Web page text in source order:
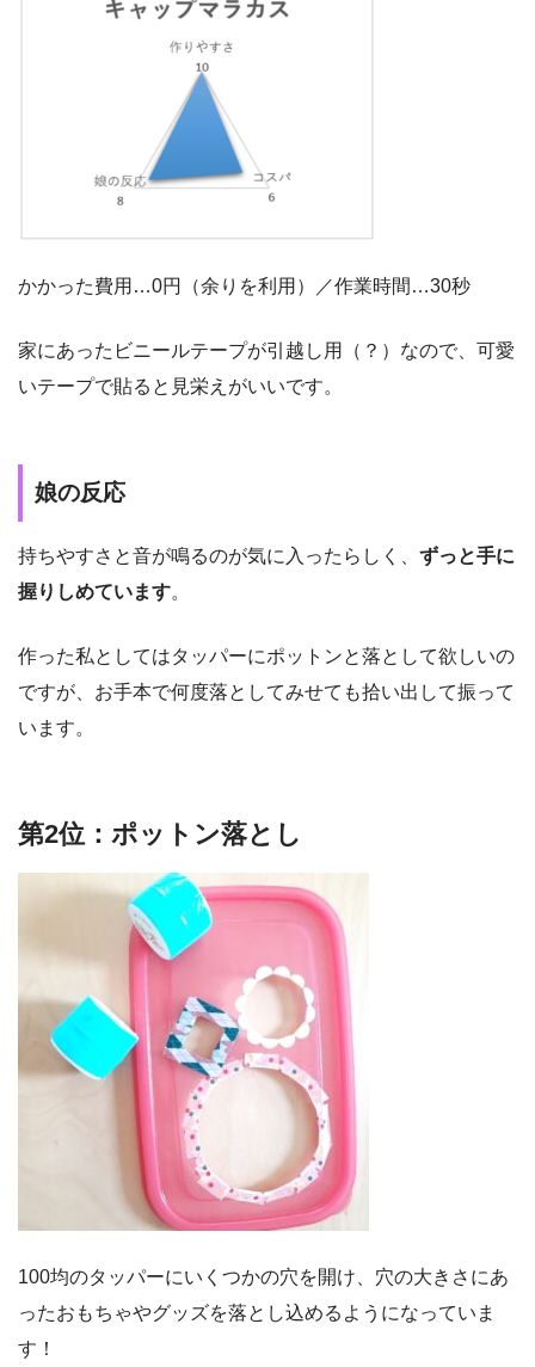
かかった費用…0円（余りを利用）／作業時間…30秒
家にあったビニールテープが引越し用（？）なので、可愛
いテープで貼ると見栄えがいいです。
娘の反応
持ちやすさと音が鳴るのが気に入ったらしく、 ずっと手に
握りしめています。
作った私としてはタッパーにポットンと落として欲しいの
ですが、お手本で何度落としてみせても拾い出して振って
います。
第2位：ポットン落とし
100均のタッパーにいくつかの穴を開け、穴の大きさにあ
ったおもちゃやグッズを落とし込めるようになっていま
す！